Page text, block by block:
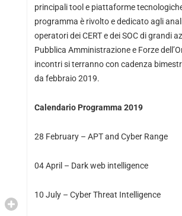
principali tool e piattaforme
programma è rivolto e dedicato agli
operatori dei CERT e dei SOC di grandi
Pubblica Amministrazione e Forze
incontri si terranno con cadenza
da febbraio 2019.
Calendario Programma 2019
28 February – APT and Cyber Range
04 April – Dark web intelligence
10 July – Cyber Threat Intelligence